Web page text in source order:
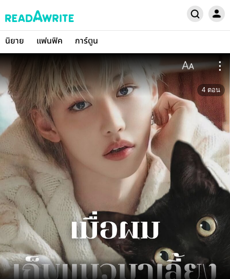
นิยาย แฟนฟิค การ์ตูน
4 ตอน